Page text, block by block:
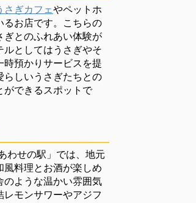
さぎカフェやペットホ
るお店です。こちらの
ぎとのふれあい体験が
ルとしてはうさぎやそ
時預かりサービスを提
らしいうさぎたちとの
ができるスポットで
わせの駅」では、地元
風料理とお酒が楽しめ
のような温かい雰囲気
モンサワーやアジフ